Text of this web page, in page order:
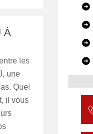
À
les
une
Quel
il vous